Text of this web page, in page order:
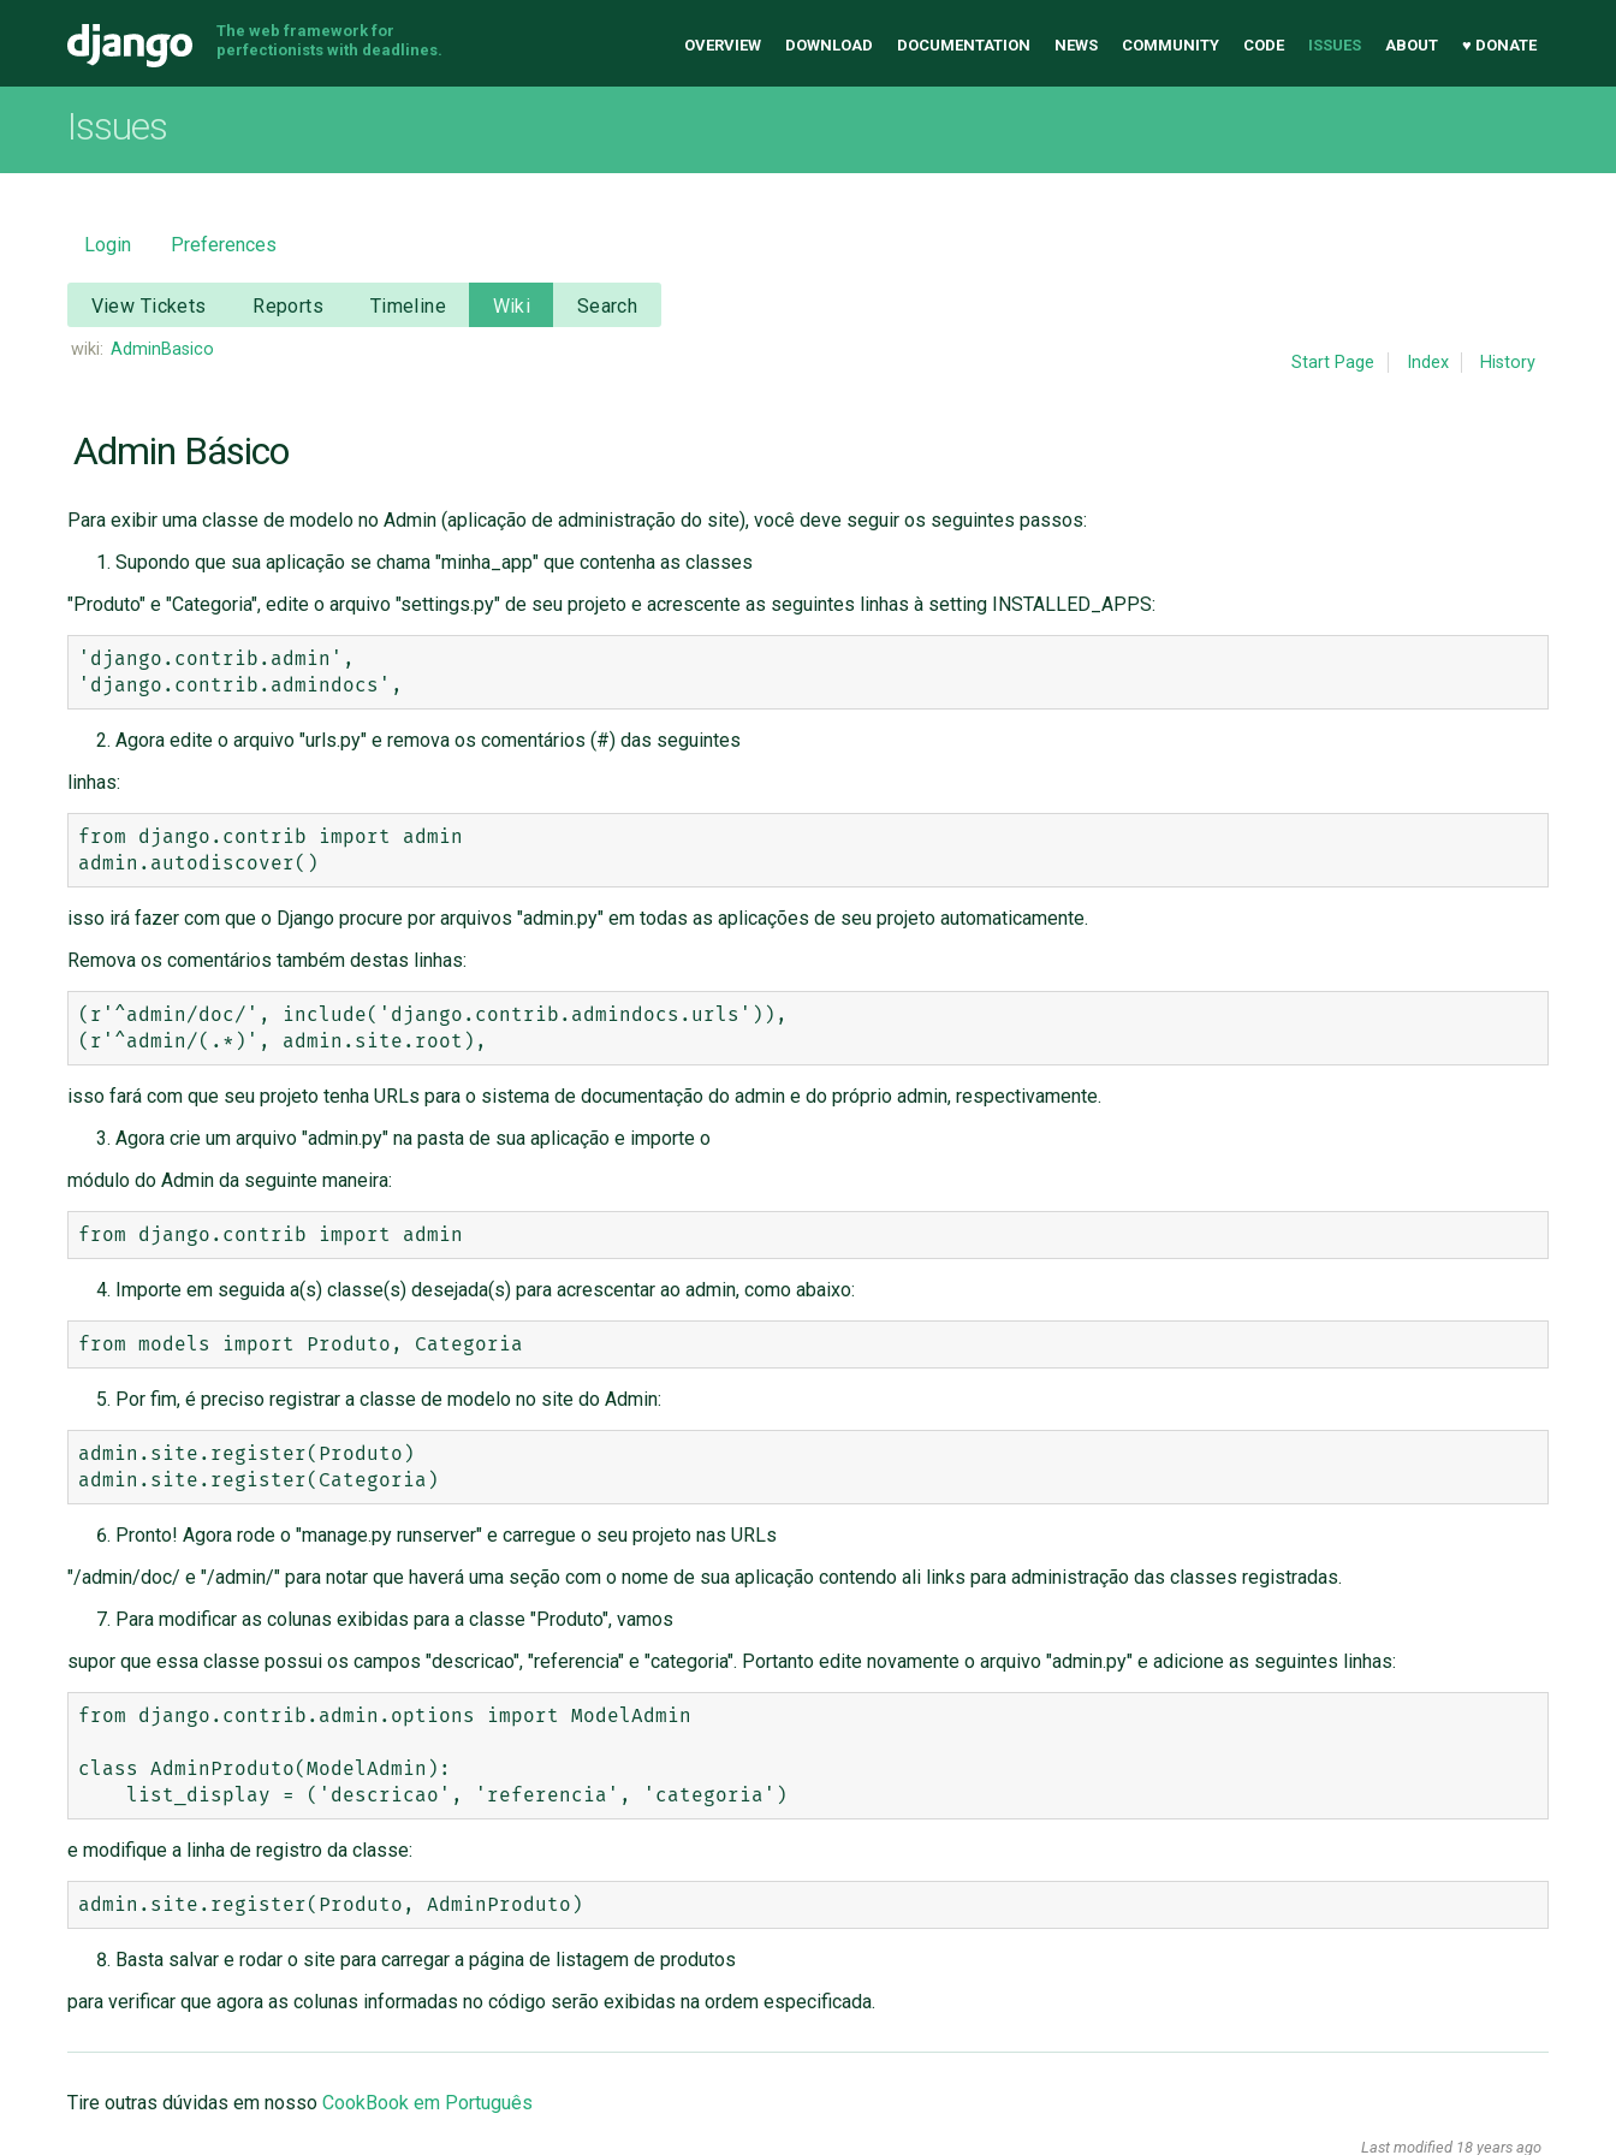
Django
The web framework for
perfectionists with deadlines.
OVERVIEW DOWNLOAD DOCUMENTATION NEWS COMMUNITY CODE ISSUES ABOUT ♥ DONATE
Issues
Login Preferences
View Tickets Reports Timeline Wiki Search
wiki: AdminBasico
Start Page Index History
Admin Básico
Para exibir uma classe de modelo no Admin (aplicação de administração do site), você deve seguir os seguintes passos:
Supondo que sua aplicação se chama "minha_app" que contenha as classes
"Produto" e "Categoria", edite o arquivo "settings.py" de seu projeto e acrescente as seguintes linhas à setting INSTALLED_APPS:
'django.contrib.admin',
Agora edite o arquivo "urls.py" e remova os comentários (#) das seguintes
linhas:
from django.contrib import admin
isso irá fazer com que o Django procure por arquivos "admin.py" em todas as aplicações de seu projeto automaticamente.
Remova os comentários também destas linhas:
(r'^admin/doc/', include('django.contrib.admindocs.urls')),
isso fará com que seu projeto tenha URLs para o sistema de documentação do admin e do próprio admin, respectivamente.
Agora crie um arquivo "admin.py" na pasta de sua aplicação e importe o
módulo do Admin da seguinte maneira:
Importe em seguida a(s) classe(s) desejada(s) para acrescentar ao admin, como abaixo:
Por fim, é preciso registrar a classe de modelo no site do Admin:
admin.site.register(Produto)
Pronto! Agora rode o "manage.py runserver" e carregue o seu projeto nas URLs
"/admin/doc/ e "/admin/" para notar que haverá uma seção com o nome de sua aplicação contendo ali links para administração das classes registradas.
Para modificar as colunas exibidas para a classe "Produto", vamos
supor que essa classe possui os campos "descricao", "referencia" e "categoria". Portanto edite novamente o arquivo "admin.py" e adicione as seguintes linhas:
from django.contrib.admin.options import ModelAdmin
class AdminProduto(ModelAdmin):
e modifique a linha de registro da classe:
Basta salvar e rodar o site para carregar a página de listagem de produtos
para verificar que agora as colunas informadas no código serão exibidas na ordem especificada.
Tire outras dúvidas em nosso CookBook em Português
Last modified 18 years ago